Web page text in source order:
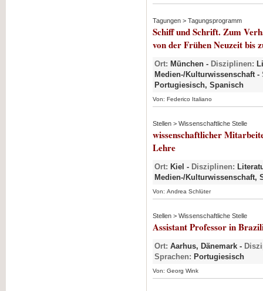
Tagungen > Tagungsprogramm
Schiff und Schrift. Zum
von der Frühen Neuzeit bis
Ort: München - Disziplinen:
Medien-/Kulturwissenschaft -
Portugiesisch, Spanisch
Von: Federico Italiano
Stellen > Wissenschaftliche Stelle
wissenschaftlicher
Lehre
Ort: Kiel - Disziplinen:
Medien-/Kulturwissenschaft,
Von: Andrea Schlüter
Stellen > Wissenschaftliche Stelle
Assistant Professor in
Ort: Aarhus, Dänemark -
Sprachen: Portugiesisch
Von: Georg Wink